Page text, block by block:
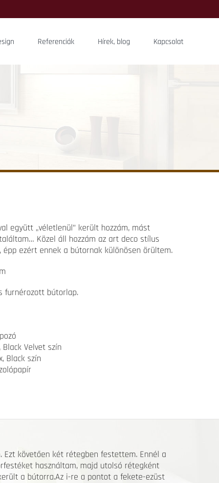
Referenciák Hírek, blog Kapcsolat
együtt „véletlenül” került hozzám, mást
Közel áll hozzám az art deco stílus
épp ezért ennek a bútornak különösen örültem.
furnérozott bútorlap.
Velvet szín
Black szín
Ezt követően két rétegben festettem. Ennél a
használtam, majd utolsó rétegként
a bútorra.Az i-re a pontot a fekete-ezüst